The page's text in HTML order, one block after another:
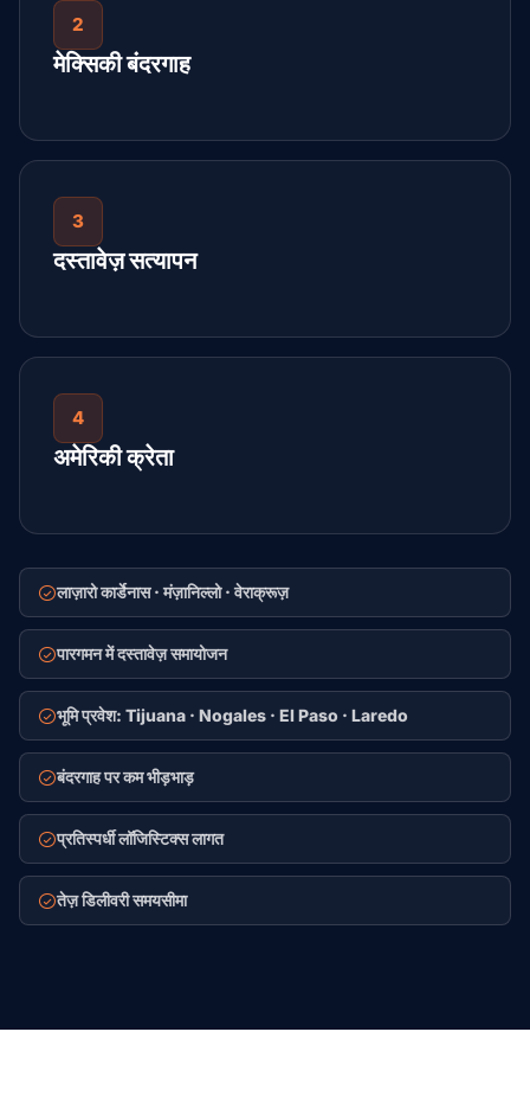
2
मेक्सिकी बंदरगाह
3
दस्तावेज़ सत्यापन
4
अमेरिकी क्रेता
लाज़ारो कार्डेनास · मंज़ानिल्लो · वेराक्रूज़
पारगमन में दस्तावेज़ समायोजन
भूमि प्रवेश: Tijuana · Nogales · El Paso · Laredo
बंदरगाह पर कम भीड़भाड़
प्रतिस्पर्धी लॉजिस्टिक्स लागत
तेज़ डिलीवरी समयसीमा